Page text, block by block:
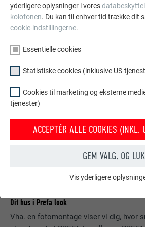
SE FLERE REFERENCER
Dit hus i Prefa look
Vha. en fotomontage viser vi dig, hvor
yderligere oplysninger i vores
kolofonen. Du kan til enhver tid trække dit
cookie-indstillingerne.
Essentielle cookies
Statistiske cookies (inklusive US-
Cookies til marketing og eksterne
tjenester)
ACCEPTÉR ALLE COOKIES (INKL.
GEM VALG, OG LUK
ESSENTIELLE COOKIES
grundlæggende funktioner. Dette sikrer,
korrekt.
Vis yderligere